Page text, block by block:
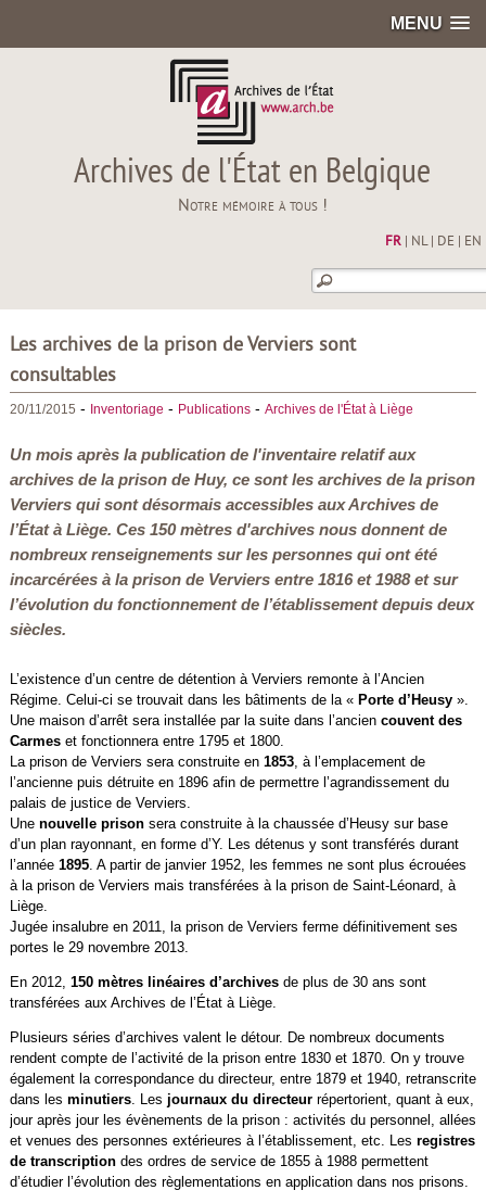
MENU
Archives de l'État en Belgique
Notre mémoire à tous !
FR| NL| DE EN
Les archives de la prison de Verviers sont
consultables
20/11/2015 - Inventoriage - Publications- Archives de l'État à Liège
Un mois après la publication de l'inventaire relatif aux
archives de la prison de Huy, ce sont les archives de la prison
Verviers qui sont désormais accessibles aux Archives de
l’État à Liège. Ces 150 mètres d'archives nous donnent de
nombreux renseignements sur les personnes qui ont été
incarcérées à la prison de Verviers entre 1816 et 1988 et sur
l’évolution du fonctionnement de l’établissement depuis deux
siècles.
L’existence d’un centre de détention à Verviers remonte à l’Ancien
Régime. Celui-ci se trouvait dans les bâtiments de la « Porte d’Heusy».
Une maison d’arrêt sera installée par la suite dans l’ancien couvent des
Carmes et fonctionnera entre 1795 et 1800.
La prison de Verviers sera construite en 1853, à l’emplacement de
l’ancienne puis détruite en 1896 afin de permettre l’agrandissement du
palais de justice de Verviers.
Une nouvelle prisonsera construite à la chaussée d’Heusy sur base
d’un plan rayonnant, en forme d’Y. Les détenus y sont transférés durant
l’année 1895. A partir de janvier 1952, les femmes ne sont plus écrouées
à la prison de Verviers mais transférées à la prison de Saint-Léonard, à
Liège.
Jugée insalubre en 2011, la prison de Verviers ferme définitivement ses
portes le 29 novembre 2013.
En 2012, 150 mètres linéaires d’archives de plus de 30 ans sont
transférées aux Archives de l’État à Liège.
Plusieurs séries d’archives valent le détour. De nombreux documents
rendent compte de l’activité de la prison entre 1830 et 1870. On y trouve
également la correspondance du directeur, entre 1879 et 1940, retranscrite
dans les minutiers. Les journaux du directeurrépertorient, quant à eux,
jour après jour les évènements de la prison : activités du personnel, allées
et venues des personnes extérieures à l’établissement, etc. Les registres
de transcriptiondes ordres de service de 1855 à 1988 permettent
d’étudier l’évolution des règlementations en application dans nos prisons.